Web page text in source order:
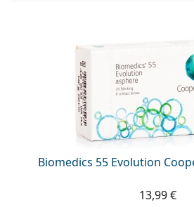
Biomedics 55 Evolution
13,99 €